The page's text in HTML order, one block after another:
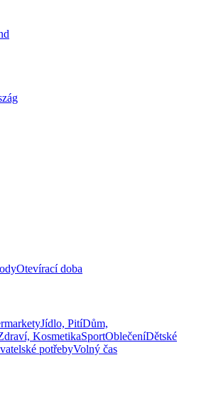
Otevírací doba
Jídlo, PitíDům,
KosmetikaSportOblečeníDětské
potřebyVolný čas